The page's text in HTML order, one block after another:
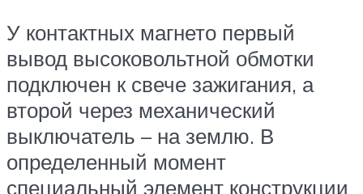
У контактных магнето первый
вывод высоковольтной обмотки
подключен к свече зажигания, а
второй через механический
выключатель – на землю. В
определенный момент
специальный элемент конструкции